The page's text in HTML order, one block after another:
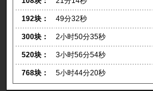
192块： 49分32秒
300块： 2小时50分35秒
520块： 3小时56分54秒
768块： 5小时44分20秒